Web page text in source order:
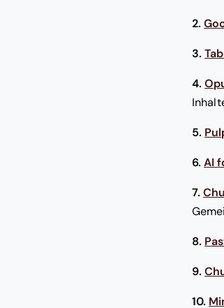
2.
3.
4.
5.
6. AI
7.
8.
9.
10.